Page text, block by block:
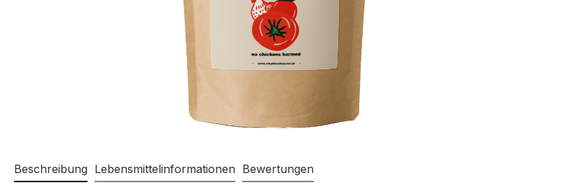
Beschreibung Lebensmittelinformationen Bewertungen